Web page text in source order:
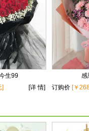
生99
] [详 情]
感
订购价 [￥